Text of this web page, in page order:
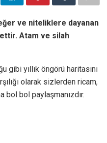
ve niteliklere dayanan
Atam ve silah
gibi yıllık öngörü haritasını
olarak sizlerden ricam,
bol bol paylaşmanızdır.